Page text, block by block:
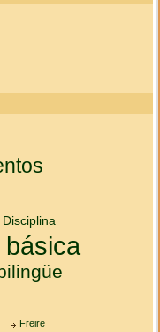
Disciplina
básica
Freire